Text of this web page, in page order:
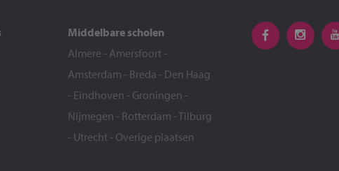
Middelbare scholen
Almere - Amersfoort -
Amsterdam - Breda - Den Haag
- Eindhoven - Groningen -
Nijmegen - Rotterdam -Tilburg
- Utrecht - Overige plaatsen